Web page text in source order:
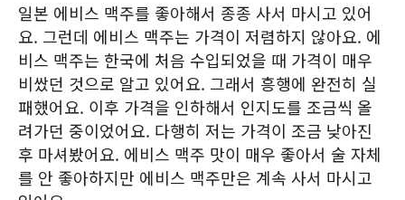
일본 에비스 맥주를 좋아해서 종종 사서 마시고 있어
요. 그런데 에비스 맥주는 가격이 저렴하지 않아요. 에
비스 맥주는 한국에 처음 수입되었을 때 가격이 매우
비쌌던 것으로 알고 있어요. 그래서 흥행에 완전히 실
패했어요. 이후 가격을 인하해서 인지도를 조금씩 올
려가던 중이었어요. 다행히 저는 가격이 조금 낮아진
후 마셔봤어요. 에비스 맥주 맛이 매우 좋아서 술 자체
를 안 좋아하지만 에비스 맥주만은 계속 사서 마시고